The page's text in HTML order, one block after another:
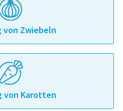
von Zwiebeln
von Karotten